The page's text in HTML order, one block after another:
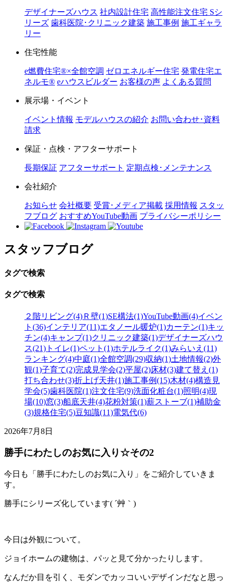
デザイナーズハウス 社内設計住宅 高性能注文住宅 Sシ
リーズ 歯科医院･クリニック建築 施工事例 施工ギャラ
リー
住宅性能
e燃費住宅®︎×全館空調 ゼロエネルギー住宅 発電住宅エ
ネルモ®︎ eハウスビルダー お客様の声 よくある質問
展示場・イベント
イベント情報 モデルハウスの紹介 お問い合わせ･資料
請求
保証・点検・アフターサポート
長期保証 アフターサポート 定期点検･メンテナンス
会社紹介
お知らせ 会社概要 受賞･メディア掲載 採用情報 スタッ
フブログ おすすめYouTube動画 プライバシーポリシー
スタッフブログ
タグで検索
タグで検索
２階リビング(4) Ｒ壁(1)SE構法(1)YouTube動画(4)イベン
ト(36)インテリア(11)エタノール暖炉(1)カーテン(1)キッ
チン(4)キャンプ(1)クリニック建築(1)デザイナーズハウ
ス(21) トイレ(1)ペット(1)ホテルライク(1)みらいえ(11)
ランキング(4)中庭(1)全館空調(29)収納(1)土地情報(2)外
観(1)子育て(2)完成見学会(2)平屋(2)床材(3)建て替え(1)
打ち合わせ(3)折上げ天井(1)施工事例(15)木材(4)構造見
学会(5)歯科医院(1)注文住宅(9)洗面化粧台(1)照明(4)現
場(10)窓(3)船底天井(4)花粉対策(1)薪ストーブ(1)補助金
(3)規格住宅(5)豆知識(11)電気代(6)
2026年7月8日
勝手にわたしのお気に入り☆その2
今日も「勝手にわたしのお気に入り」をご紹介していきま
す。
勝手にシリーズ化しています( ´艸｀)
今日は外観について。
ジョイホームの建物は、パッと見て分かったりします。
なんだか目を引く、モダンでカッコいいデザインだなと思っ